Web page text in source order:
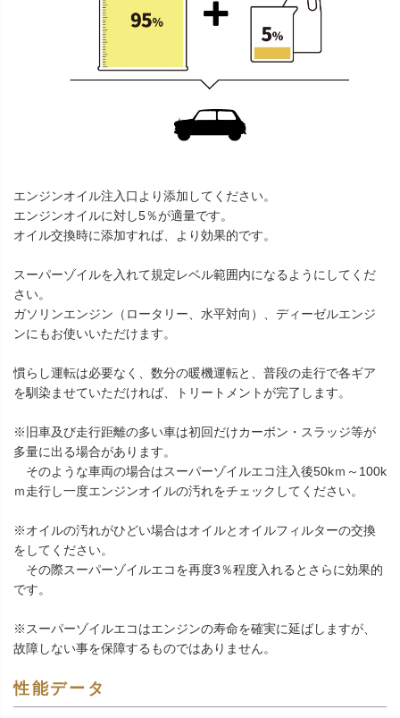
エンジンオイル注入口より添加してください。
エンジンオイルに対し5％が適量です。
オイル交換時に添加すれば、より効果的です。
スーパーゾイルを入れて規定レベル範囲内になるようにしてくだ
さい。
ガソリンエンジン（ロータリー、水平対向）、ディーゼルエンジ
ンにもお使いいただけます。
慣らし運転は必要なく、数分の暖機運転と、普段の走行で各ギア
を馴染ませていただければ、トリートメントが完了します。
※旧車及び走行距離の多い車は初回だけカーボン・スラッジ等が
多量に出る場合があります。
そのような車両の場合はスーパーゾイルエコ注入後50kｍ～100k
ｍ走行し一度エンジンオイルの汚れをチェックしてください。
※オイルの汚れがひどい場合はオイルとオイルフィルターの交換
をしてください。
その際スーパーゾイルエコを再度3％程度入れるとさらに効果的
です。
※スーパーゾイルエコはエンジンの寿命を確実に延ばしますが、
故障しない事を保障するものではありません。
性能データ